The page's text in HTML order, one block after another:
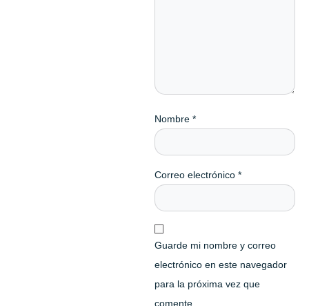
Nombre *
Correo electrónico *
Guarde mi nombre y correo
electrónico en este navegador
para la próxima vez que
comente.